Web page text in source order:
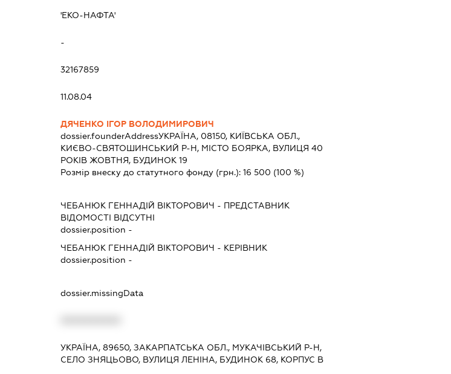
'ЕКО-НАФТА'
-
32167859
11.08.04
ДЯЧЕНКО ІГОР ВОЛОДИМИРОВИЧ
dossier.founderAddressУКРАЇНА, 08150, КИЇВСЬКА ОБЛ.,
КИЄВО-СВЯТОШИНСЬКИЙ Р-Н, МІСТО БОЯРКА, ВУЛИЦЯ 40
РОКІВ ЖОВТНЯ, БУДИНОК 19
Розмір внеску до статутного фонду (грн.): 16 500 (100 %)
ЧЕБАНЮК ГЕННАДІЙ ВІКТОРОВИЧ - ПРЕДСТАВНИК
ВІДОМОСТІ ВІДСУТНІ
dossier.position -
ЧЕБАНЮК ГЕННАДІЙ ВІКТОРОВИЧ - КЕРІВНИК
dossier.position -
dossier.missingData
УКРАЇНА, 89650, ЗАКАРПАТСЬКА ОБЛ., МУКАЧІВСЬКИЙ Р-Н,
СЕЛО ЗНЯЦЬОВО, ВУЛИЦЯ ЛЕНІНА, БУДИНОК 68, КОРПУС В